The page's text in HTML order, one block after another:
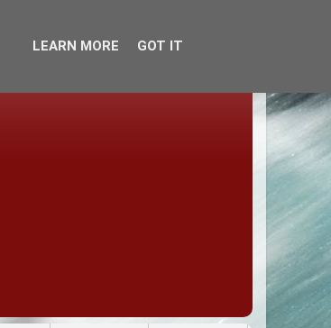
LEARN MORE GOT IT